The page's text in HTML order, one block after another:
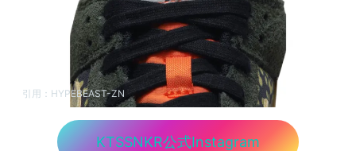
引用： HYPEBEAST-ZN
KTSSNKR公式Instagram